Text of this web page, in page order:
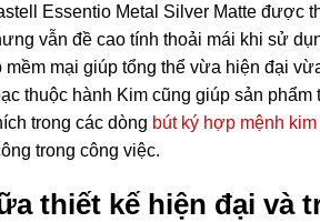
Essentio Metal Silver Matte được
vẫn đề cao tính thoải mái khi sử
mềm mại giúp tổng thể vừa hiện đại
thuộc hành Kim cũng giúp sản
trong các dòng bút ký hợp mệnh kim
trong công việc.
thiết kế hiện đại và